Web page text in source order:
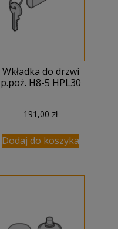
Wkładka do drzwi
p.poż. H8-5 HPL30
191,00 zł
Dodaj do koszyka